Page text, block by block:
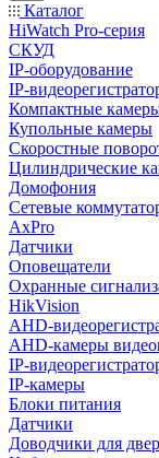
Каталог
HiWatch Pro-серия
CКУД
IP-оборудование
IP-
Компактные
Купольные камеры
Скоростные
Цилиндрические
Домофония
Сетевые
AxPro
Датчики
Оповещатели
Охранные
HikVision
AHD-
AHD-камеры
IP-
IP-камеры
Блоки питания
Датчики
Доводчики для